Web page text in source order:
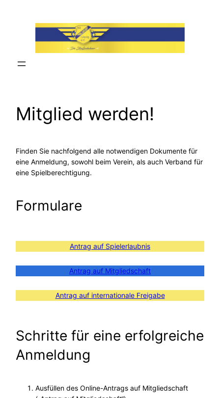
Mitglied werden!
Finden Sie nachfolgend alle notwendigen Dokumente für
eine Anmeldung, sowohl beim Verein, als auch Verband für
eine Spielberechtigung.
Formulare
Antrag auf Spielerlaubnis
Antrag auf Mitgliedschaft
Antrag auf internationale Freigabe
Schritte für eine erfolgreiche
Anmeldung
Ausfüllen des Online-Antrags auf Mitgliedschaft